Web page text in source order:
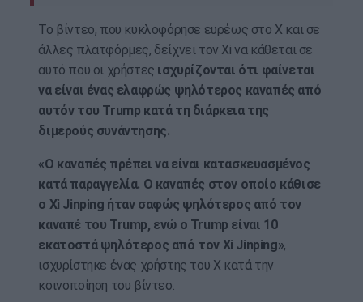
Το βίντεο, που κυκλοφόρησε ευρέως στο X και σε
άλλες πλατφόρμες, δείχνει τον Xi να κάθεται σε
αυτό που οι χρήστες ισχυρίζονται ότι φαίνεται
να είναι ένας ελαφρώς ψηλότερος καναπές από
αυτόν του Trump κατά τη διάρκεια της
διμερούς συνάντησης.
«Ο καναπές πρέπει να είναι κατασκευασμένος
κατά παραγγελία. Ο καναπές στον οποίο κάθισε
ο Xi Jinping ήταν σαφώς ψηλότερος από τον
καναπέ του Trump, ενώ ο Trump είναι 10
εκατοστά ψηλότερος από τον Xi Jinping»,
ισχυρίστηκε ένας χρήστης του X κατά την
κοινοποίηση του βίντεο.